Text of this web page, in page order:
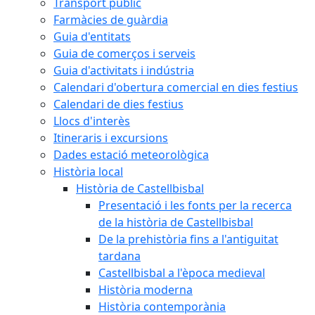
Farmàcies de guàrdia
Guia d'entitats
Guia de comerços i serveis
Guia d'activitats i indústria
Calendari d'obertura comercial en dies festius
Calendari de dies festius
Llocs d'interès
Itineraris i excursions
Dades estació meteorològica
Història local
Història de Castellbisbal
Presentació i les fonts per la recerca
de la història de Castellbisbal
De la prehistòria fins a l'antiguitat
tardana
Castellbisbal a l'època medieval
Història moderna
Història contemporània